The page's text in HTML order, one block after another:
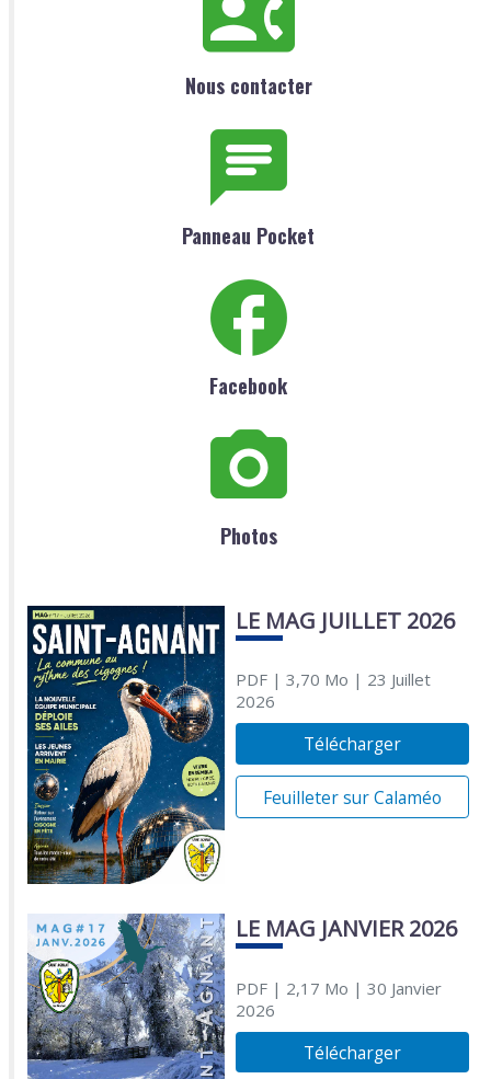
Nous contacter
Panneau Pocket
Facebook
Photos
LE MAG JUILLET 2026
PDF| 3,70 Mo | 23 Juillet
2026
Télécharger
Feuilleter sur Calaméo
LE MAG JANVIER 2026
PDF| 2,17 Mo | 30 Janvier
2026
Télécharger